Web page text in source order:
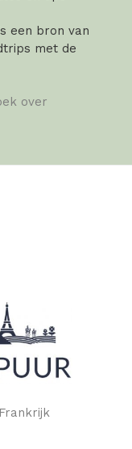
een bron van
met de
over